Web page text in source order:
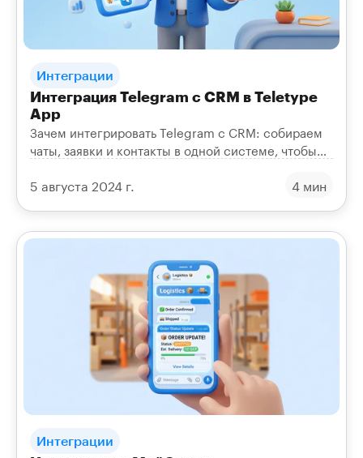
Интеграции
Интеграция Telegram с CRM в Teletype
App
Зачем интегрировать Telegram с CRM: собираем
чаты, заявки и контакты в одной системе, чтобы
5 августа 2024 г. 4 мин
Интеграции